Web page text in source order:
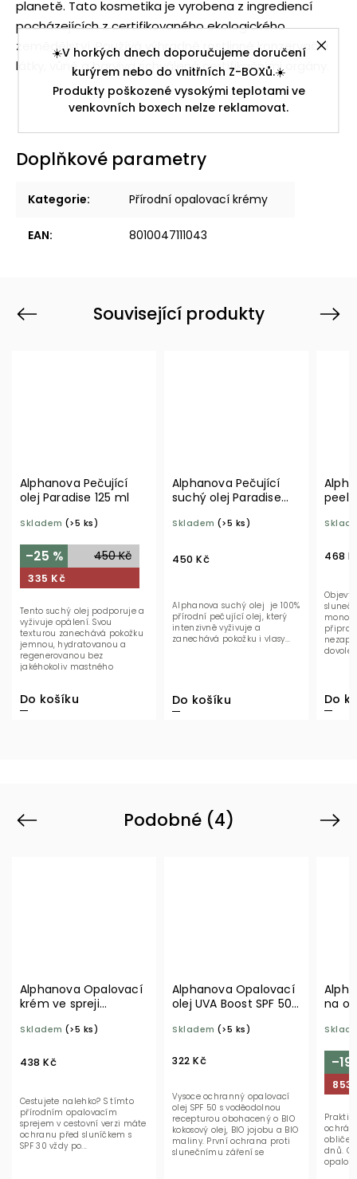
☀️V horkých dnech doporučujeme doručení
kurýrem nebo do vnitřních Z-BOXů.☀️
Produkty poškozené vysokými teplotami ve
venkovních boxech nelze reklamovat.
planetě. Tato kosmetika je vyrobena z ingrediencí
pocházejících z certifikovaného ekologického
zemědělství. Používá výhradně rostlinné konzervační
látky, vůně a barviva schválená certifikačními orgány.
Doplňkové parametry
Kategorie: Přírodní opalovací krémy
EAN: 8010047111043
Související produkty
Previous
Alphanova Pečující
olej Paradise 125 ml
Skladem (>5 ks)
450 Kč
–25 %
335 Kč
Do košíku
Tento suchý olej podporuje a
vyživuje opálení. Svou
texturou zanechává pokožku
jemnou, hydratovanou a
regenerovanou bez
jakéhokoliv mastného
Alphanova Pečující
suchý olej Paradise
Skladem (>5 ks)
450 Kč
Do košíku
Alphanova suchý olej je 100%
přírodní pečující olej, který
intenzivně vyživuje a
zanechává pokožku i vlasy...
468
Do
monoi.
Next
Podobné (4)
Previous
Alphanova Opalovací
krém ve spreji
BIO
Skladem (>5 ks)
438 Kč
Cestujete nalehko? S tímto
přírodním opalovacím
sprejem v cestovní verzi máte
ochranu před sluníčkem s
SPF 30 vždy po...
Alphanova Opalovací
olej UVA Boost SPF 50
Skladem (>5 ks)
322 Kč
Vysoce ochranný opalovací
olej SPF 50 s voděodolnou
recepturou obohacený o BIO
kokosový olej, BIO jojobu a BIO
maliny. První ochrana proti
slunečnímu záření se
na
–19
853
dnů.
Next